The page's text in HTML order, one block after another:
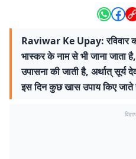
Raviwar Ke Upay: रविवार
भास्कर के नाम से भी जाना जाता
उपासना की जाती है, अर्थात् सूर्य
इस दिन कुछ खास उपाय किए